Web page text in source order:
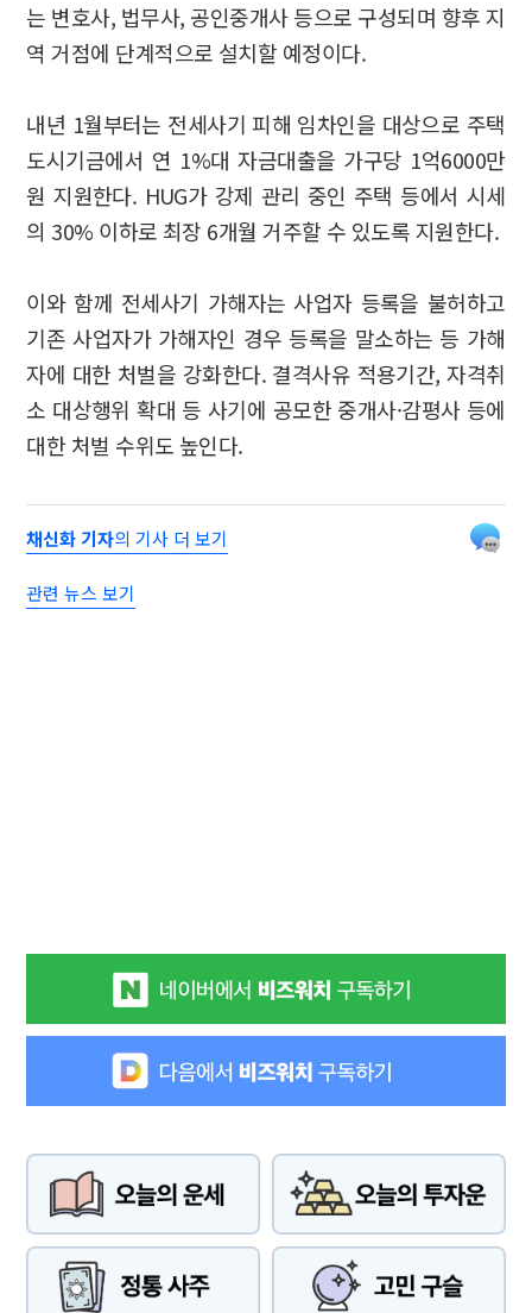
는 변호사, 법무사, 공인중개사 등으로 구성되며 향후 지
역 거점에 단계적으로 설치할 예정이다.
내년 1월부터는 전세사기 피해 임차인을 대상으로 주택
도시기금에서 연 1%대 자금대출을 가구당 1억6000만
원 지원한다. HUG가 강제 관리 중인 주택 등에서 시세
의 30% 이하로 최장 6개월 거주할 수 있도록 지원한다.
이와 함께 전세사기 가해자는 사업자 등록을 불허하고
기존 사업자가 가해자인 경우 등록을 말소하는 등 가해
자에 대한 처벌을 강화한다. 결격사유 적용기간, 자격취
소 대상행위 확대 등 사기에 공모한 중개사·감평사 등에
대한 처벌 수위도 높인다.
채신화 기자의 기사 더 보기
관련 뉴스 보기